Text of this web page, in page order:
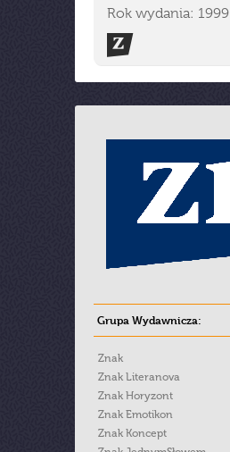
Rok wydania: 1999
Grupa Wydawnicza:
Znak
Znak Literanova
Znak Horyzont
Znak Emotikon
Znak Koncept